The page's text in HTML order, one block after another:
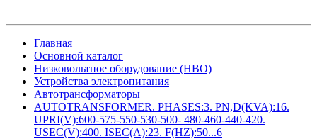
Главная
Основной каталог
Низковольтное оборудование (НВО)
Устройства электропитания
Автотрансформаторы
AUTOTRANSFORMER. PHASES:3. PN,D(KVA):16.
UPRI(V):600-575-550-530-500- 480-460-440-420.
USEC(V):400. ISEC(A):23. F(HZ):50...6